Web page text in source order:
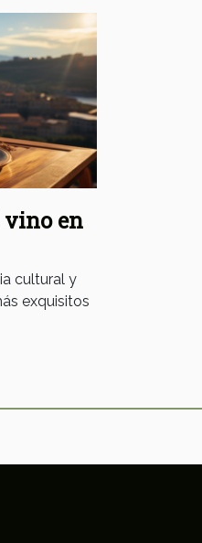
vino en
cultural y
exquisitos